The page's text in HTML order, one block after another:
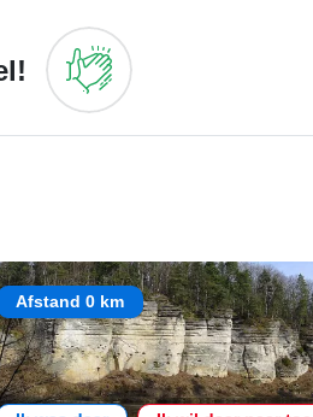
Afstand 0 km